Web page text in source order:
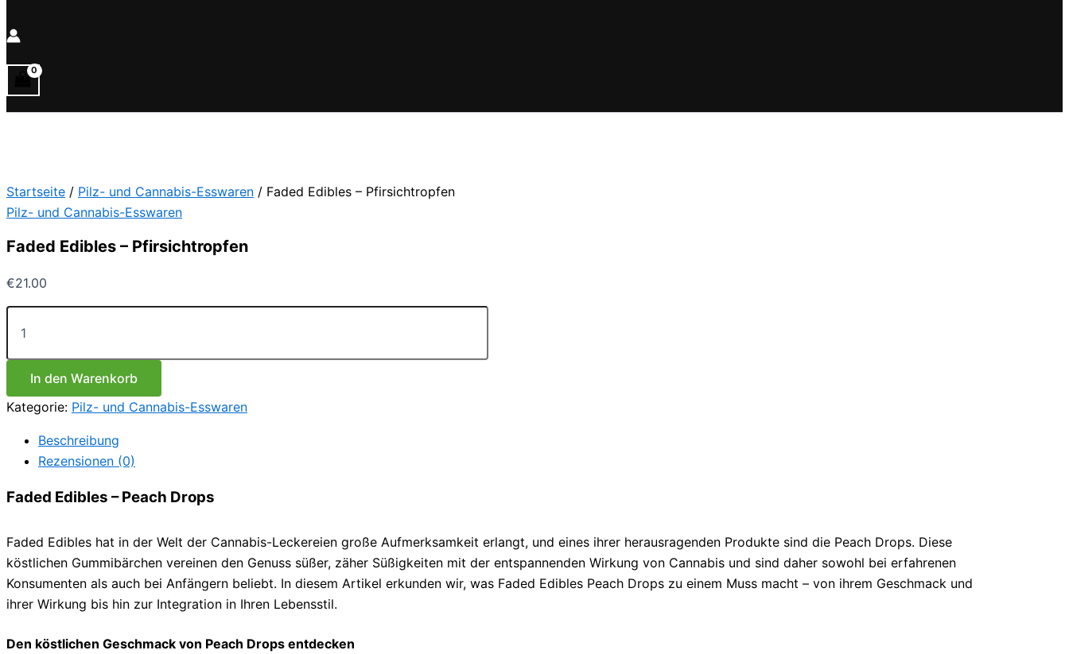
Startseite / Pilz- und Cannabis-Esswaren / Faded Edibles – Pfirsichtropfen
Pilz- und Cannabis-Esswaren
Faded Edibles – Pfirsichtropfen
€21.00
Faded
Edibles
Pfirsichtropfen
MengeIn den Warenkorb
Kategorie: Pilz- und Cannabis-Esswaren
Beschreibung
Rezensionen (0)
Faded Edibles – Peach Drops
Faded Edibles hat in der Welt der Cannabis-Leckereien große Aufmerksamkeit erlangt, und eines ihrer herausragenden Produkte sind die Peach Drops. Diese
köstlichen Gummibärchen vereinen den Genuss süßer, zäher Süßigkeiten mit der entspannenden Wirkung von Cannabis und sind daher sowohl bei erfahrenen
Konsumenten als auch bei Anfängern beliebt. In diesem Artikel erkunden wir, was Faded Edibles Peach Drops zu einem Muss macht – von ihrem Geschmack und
ihrer Wirkung bis hin zur Integration in Ihren Lebensstil.
Den köstlichen Geschmack von Peach Drops entdecken